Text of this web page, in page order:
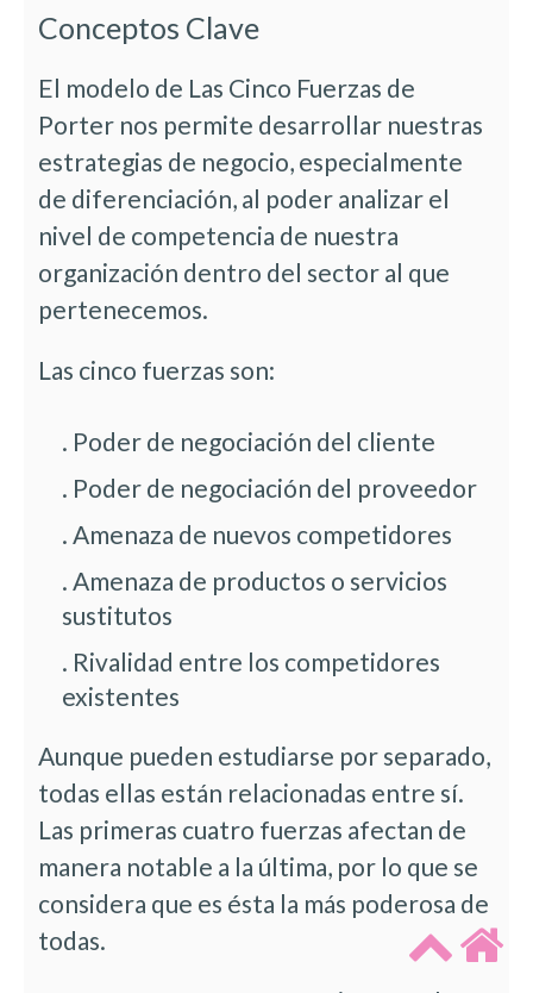
Conceptos Clave
El modelo de Las Cinco Fuerzas de
Porter nos permite desarrollar nuestras
estrategias de negocio, especialmente
de diferenciación, al poder analizar el
nivel de competencia de nuestra
organización dentro del sector al que
pertenecemos.
Las cinco fuerzas son:
. Poder de negociación del cliente
. Poder de negociación del proveedor
. Amenaza de nuevos competidores
. Amenaza de productos o servicios
sustitutos
. Rivalidad entre los competidores
existentes
Aunque pueden estudiarse por separado,
todas ellas están relacionadas entre sí.
Las primeras cuatro fuerzas afectan de
manera notable a la última, por lo que se
considera que es ésta la más poderosa de
todas.